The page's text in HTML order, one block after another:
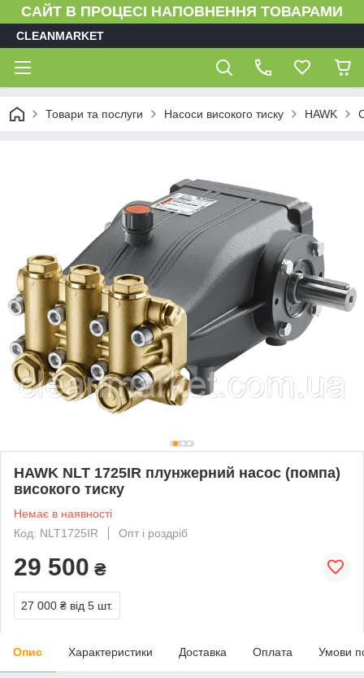
САЙТ В ПРОЦЕСІ НАПОВНЕННЯ ТОВАРАМИ
CLEANMARKET
Товари та послуги Насоси високого тиску HAWK
HAWK NLT 1725IR плунжерний насос (помпа)
високого тиску
Немає в наявності
Код: NLT1725IR
Опт і роздріб
29 500 ₴
27 000 ₴ від 5 шт.
Опис Характеристики Доставка Оплата Умови